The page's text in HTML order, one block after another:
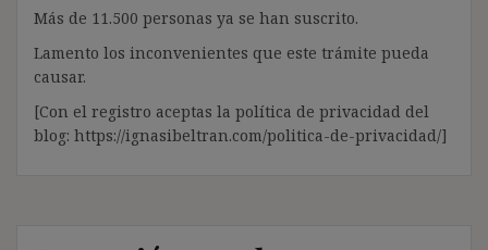
Más de 11.500 personas ya se han suscrito.
Lamento los inconvenientes que este trámite pueda
causar.
[Con el registro aceptas la política de privacidad del
blog: https://ignasibeltran.com/politica-de-privacidad/]